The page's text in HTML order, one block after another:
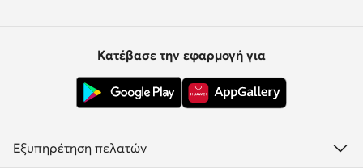
Κατέβασε την εφαρμογή για
Εξυπηρέτηση πελατών